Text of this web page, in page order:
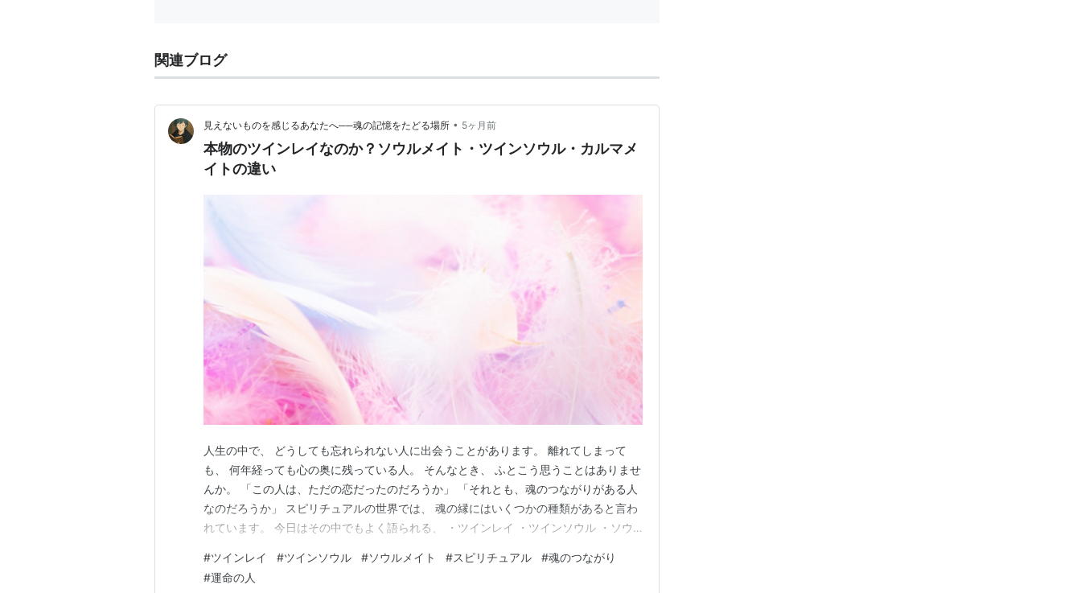
関連ブログ
見えないものを感じるあなたへ──魂の記憶をたどる場所 • 5ヶ月前
本物のツインレイなのか？ソウルメイト・ツインソウル・カルマメ
イトの違い
人生の中で、 どうしても忘れられない人に出会うことがあります。 離れてしまって
も、 何年経っても心の奥に残っている人。 そんなとき、 ふとこう思うことはありませ
んか。 「この人は、ただの恋だったのだろうか」 「それとも、魂のつながりがある人
なのだろうか」 スピリチュアルの世界では、 魂の縁にはいくつかの種類があると言わ
れています。 今日はその中でもよく語られる、 ・ツインレイ ・ツインソウル ・ソウ
と、 あなたの心の中にある答えが、 少し見えてくるかもしれません。 ツインレイとは
（魂の片割れ） ツインレイとは、 …
#ツインレイ #ツインソウル #ソウルメイト #スピリチュアル #魂のつながり
#運命の人